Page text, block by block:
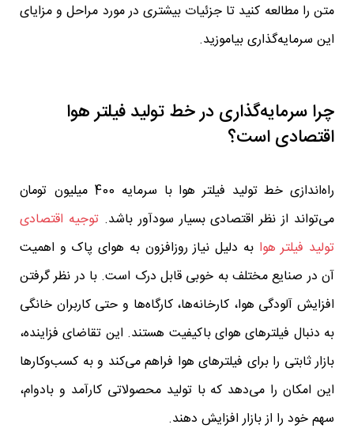
متن را مطالعه کنید تا جزئیات بیشتری در مورد مراحل و مزایای
این سرمایه‌گذاری بیاموزید.
چرا سرمایه‌گذاری در خط تولید فیلتر هوا
اقتصادی است؟
راه‌اندازی خط تولید فیلتر هوا با سرمایه 400 میلیون تومان
می‌تواند از نظر اقتصادی بسیار سودآور باشد.توجیه اقتصادی
تولید فیلتر هوا به دلیل نیاز روزافزون به هوای پاک و اهمیت
آن در صنایع مختلف به خوبی قابل درک است. با در نظر گرفتن
افزایش آلودگی هوا، کارخانه‌ها، کارگاه‌ها و حتی کاربران خانگی
به دنبال فیلترهای هوای باکیفیت هستند. این تقاضای فزاینده،
بازار ثابتی را برای فیلترهای هوا فراهم می‌کند و به کسب‌وکارها
این امکان را می‌دهد که با تولید محصولاتی کارآمد و بادوام،
سهم خود را از بازار افزایش دهند.